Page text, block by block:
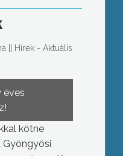
Hírek - Aktuális
éves
kötne